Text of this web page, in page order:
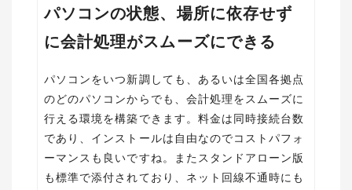
パソコンの状態、場所に依存せず
に会計処理がスムーズにできる
パソコンをいつ新調しても、あるいは全国各拠点
のどのパソコンからでも、会計処理をスムーズに
行える環境を構築できます。料金は同時接続台数
であり、インストールは自由なのでコストパフォ
ーマンスも良いですね。またスタンドアローン版
も標準で添付されており、ネット回線不通時にも